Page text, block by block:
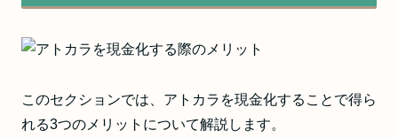
このセクションでは、アトカラを現金化することで得ら
れる3つのメリットについて解説します。